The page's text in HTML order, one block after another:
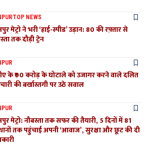
TOP NEWS
मेट्रो ने भरी ‘हाई-स्पीड’ उड़ान: 80 की रफ़्तार से
तक दौड़ी ट्रेन
के ₹90 करोड़ के घोटाले को उजागर करने वाले दलित
की बर्खास्तगी पर उठे सवाल
मेट्रो: नौबस्ता तक सफर की तैयारी, 5 दिनों में 81
तक पहुंचाई अपनी ‘आवाज’, सुरक्षा और छूट की दी